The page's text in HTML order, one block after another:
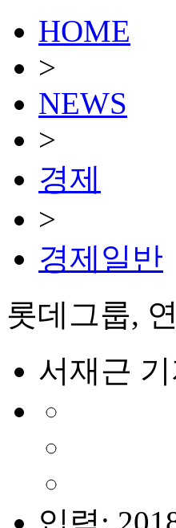
HOME
>
NEWS
>
경제
>
경제일반
롯데그룹,
서재근